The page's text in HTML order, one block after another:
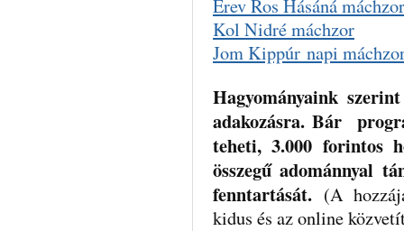
Erev Ros Hásáná máchzor
Kol Nidré máchzor
Jom Kippúr napi
Hagyományaink
adakozásra. Bár
teheti, 3.000 forintos
összegű adománnyal
fenntartását. (A
kidus és az online